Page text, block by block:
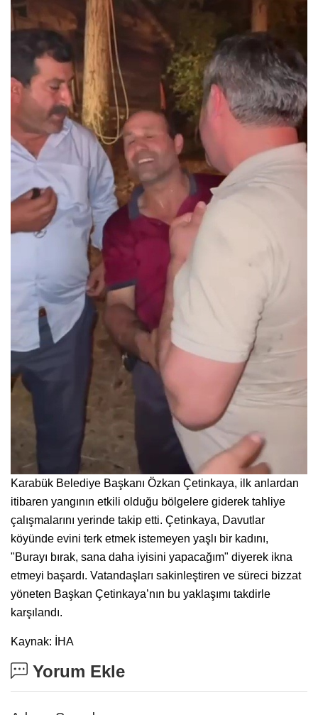
Karabük Belediye Başkanı Özkan Çetinkaya, ilk anlardan
itibaren yangının etkili olduğu bölgelere giderek tahliye
çalışmalarını yerinde takip etti. Çetinkaya, Davutlar
köyünde evini terk etmek istemeyen yaşlı bir kadını,
"Burayı bırak, sana daha iyisini yapacağım" diyerek ikna
etmeyi başardı. Vatandaşları sakinleştiren ve süreci bizzat
yöneten Başkan Çetinkaya’nın bu yaklaşımı takdirle
karşılandı.
Kaynak: İHA
Yorum Ekle